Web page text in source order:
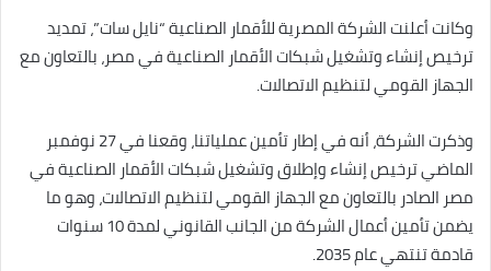
وكانت أعلنت الشركة المصرية للأقمار الصناعية “نايل سات”، تمديد
ترخيص إنشاء وتشغيل شبكات الأقمار الصناعية في مصر، بالتعاون مع
الجهاز القومي لتنظيم الاتصالات.
وذكرت الشركة، أنه في إطار تأمين عملياتنا، وقعنا في 27 نوفمبر
الماضي ترخيص إنشاء وإطلاق وتشغيل شبكات الأقمار الصناعية في
مصر الصادر بالتعاون مع الجهاز القومي لتنظيم الاتصالات، وهو ما
يضمن تأمين أعمال الشركة من الجانب القانوني لمدة 10 سنوات
قادمة تنتهي عام 2035.